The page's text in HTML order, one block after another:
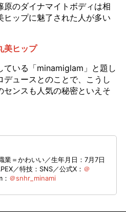
のダイナマイトボディは相
ップに魅了された人が多い
美ヒップ
いる「minamiglam」と題し
ュースとのことで、こうし
センスも人気の秘密といえそ
業＝かわいい／生年月日：7月7日
／特技：SNS／公式X： ＠
＠snhr_minami